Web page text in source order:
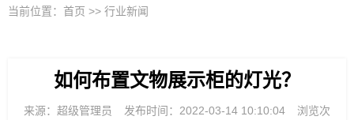
当前位置： 首页 >> 行业新闻
如何布置文物展示柜的灯光？
来源：超级管理员 发布时间：2022-03-14 10:10:04
浏览次